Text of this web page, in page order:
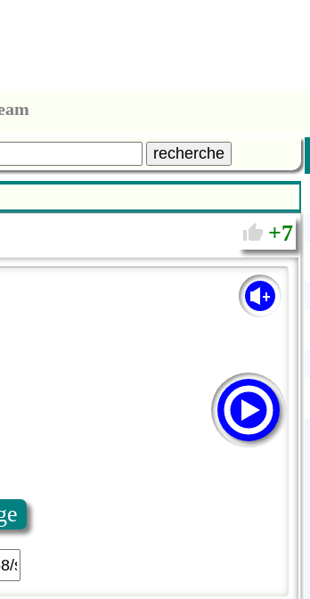
recherche
7